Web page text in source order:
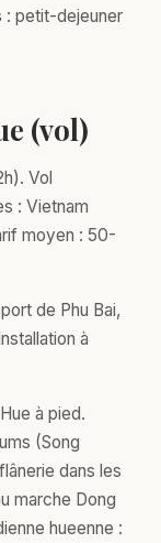
: petit-dejeuner
(vol)
Vol
: Vietnam
moyen : 50-
de Phu Bai,
à
à pied.
(Song
dans les
marche Dong
hueenne :